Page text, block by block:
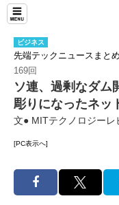
ビジネス
先端テックニュースまと
169回
ソ連、過剰なダム
彫りになったネッ
文● MITテクノロジーレ
[PC表示へ]